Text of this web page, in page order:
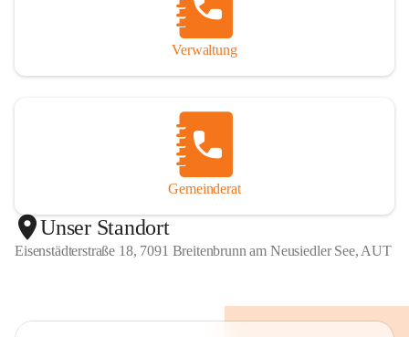
Verwaltung
Gemeinderat
Unser Standort
Eisenstädterstraße 18, 7091 Breitenbrunn am Neusiedler See, AUT